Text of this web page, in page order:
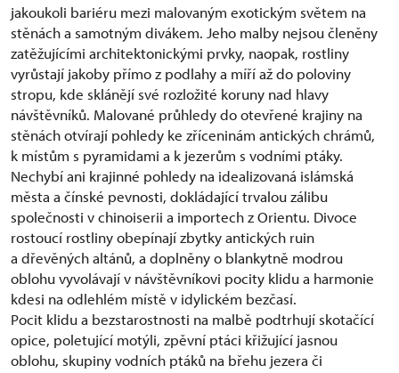
jakoukoli bariéru mezi malovaným exotickým světem na
stěnách a samotným divákem. Jeho malby nejsou členěny
zatěžujícími architektonickými prvky, naopak, rostliny
vyrůstají jakoby přímo z podlahy a míří až do poloviny
stropu, kde sklánějí své rozložité koruny nad hlavy
návštěvníků. Malované průhledy do otevřené krajiny na
stěnách otvírají pohledy ke zříceninám antických chrámů,
k místům s pyramidami a k jezerům s vodními ptáky.
Nechybí ani krajinné pohledy na idealizovaná islámská
města a čínské pevnosti, dokládající trvalou zálibu
společnosti v chinoiserii a importech z Orientu. Divoce
rostoucí rostliny obepínají zbytky antických ruin
a dřevěných altánů, a doplněny o blankytně modrou
oblohu vyvolávají v návštěvníkovi pocity klidu a harmonie
kdesi na odlehlém místě v idylickém bezčasí.
Pocit klidu a bezstarostnosti na malbě podtrhují skotačící
opice, poletující motýli, zpěvní ptáci křižující jasnou
oblohu, skupiny vodních ptáků na břehu jezera či